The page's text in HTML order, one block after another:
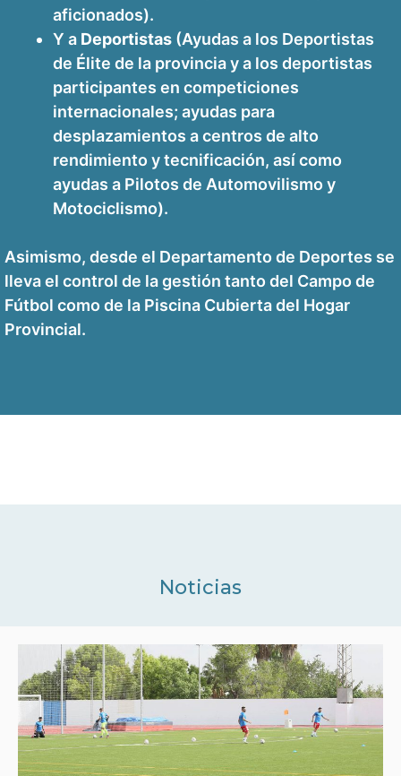
aficionados).
Y a Deportistas (Ayudas a los Deportistas
de Élite de la provincia y a los deportistas
participantes en competiciones
internacionales; ayudas para
desplazamientos a centros de alto
rendimiento y tecnificación, así como
ayudas a Pilotos de Automovilismo y
Motociclismo).
Asimismo, desde el Departamento de Deportes se
lleva el control de la gestión tanto del Campo de
Fútbol como de la Piscina Cubierta del Hogar
Provincial.
Noticias